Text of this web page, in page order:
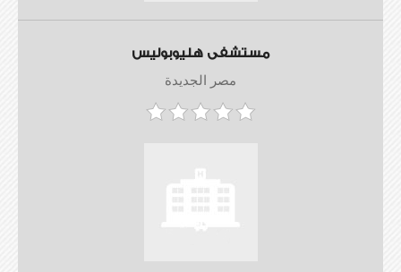
مستشفى هليوبوليس
مصر الجديدة